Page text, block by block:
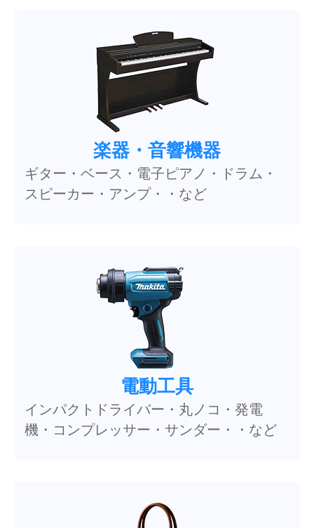
楽器・音響機器
ギター・ベース・電子ピアノ・ドラム・
スピーカー・アンプ・・など
電動工具
インパクトドライバー・丸ノコ・発電
機・コンプレッサー・サンダー・・など